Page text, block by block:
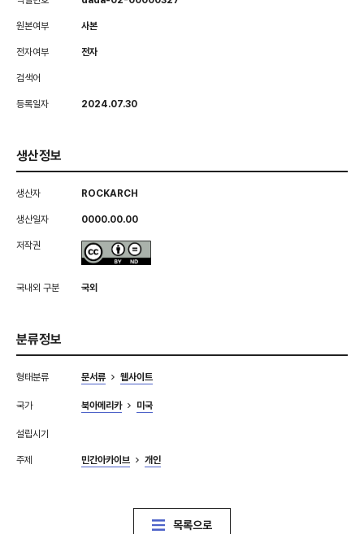
원본여부 사본
전자여부 전자
검색어
등록일자 2024.07.30
생산정보
생산자 ROCKARCH
생산일자 0000.00.00
저작권
국내외 구분 국외
분류정보
형태분류 문서류 웹사이트
국가 북아메리카 미국
설립시기
주제 민간아카이브 개인
목록으로